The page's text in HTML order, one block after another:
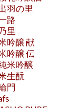
羽の里
路
里
吟醸 献
吟醸 伝
米吟醸
生酛
門